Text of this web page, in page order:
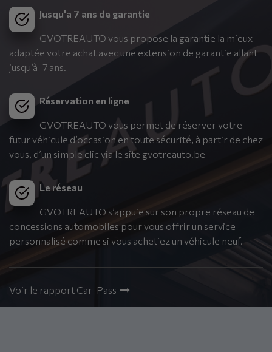
Jusqu'a 7 ans de garantie
GVOTREAUTO vous propose la garantie la mieux
adaptée votre achat avec une extension de garantie allant
jusqu’à 7 ans.
Réservation en ligne
GVOTREAUTO vous permet de réserver votre
futur véhicule d’occasion en toute sécurité, à partir de chez
vous, d’un simple clic via le site gvotreauto.be
Le réseau
GVOTREAUTO s’appuie sur son propre réseau de
concessions automobiles pour vous offrir un service
personnalisé comme si vous achetiez un véhicule neuf.
Voir le rapport Car-Pass